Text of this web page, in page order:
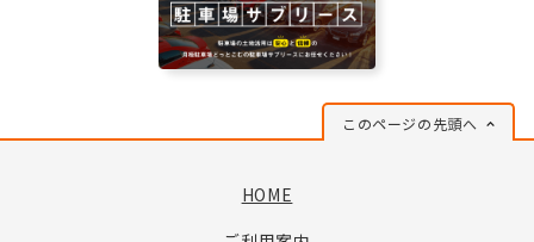
このページの先頭へ
HOME